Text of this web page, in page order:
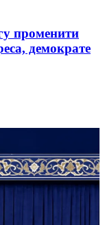
променити
демократе